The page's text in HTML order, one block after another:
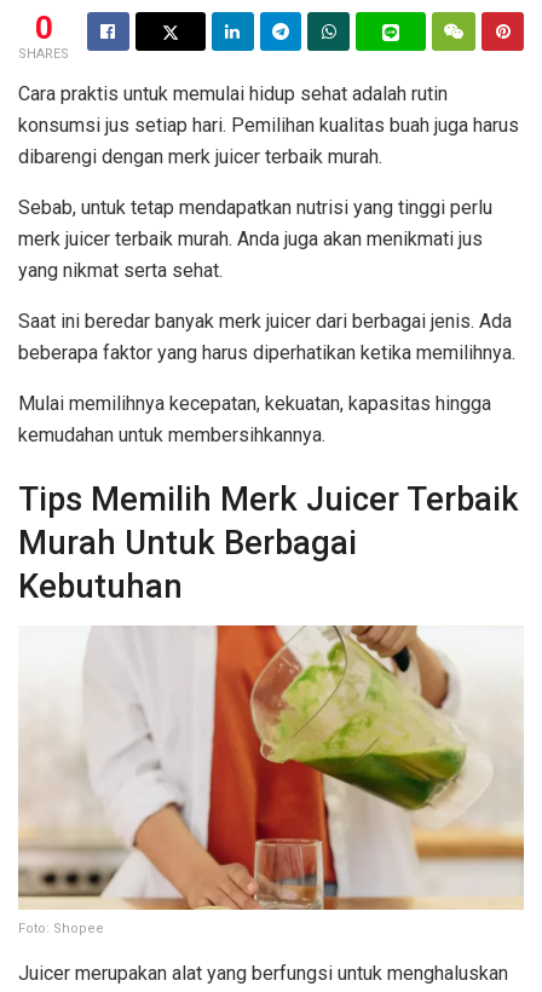
0
SHARES
Cara praktis untuk memulai hidup sehat adalah rutin
konsumsi jus setiap hari. Pemilihan kualitas buah juga harus
dibarengi dengan merk juicer terbaik murah.
Sebab, untuk tetap mendapatkan nutrisi yang tinggi perlu
merk juicer terbaik murah. Anda juga akan menikmati jus
yang nikmat serta sehat.
Saat ini beredar banyak merk juicer dari berbagai jenis. Ada
beberapa faktor yang harus diperhatikan ketika memilihnya.
Mulai memilihnya kecepatan, kekuatan, kapasitas hingga
kemudahan untuk membersihkannya.
Tips Memilih Merk Juicer Terbaik
Murah Untuk Berbagai
Kebutuhan
Foto: Shopee
Juicer merupakan alat yang berfungsi untuk menghaluskan